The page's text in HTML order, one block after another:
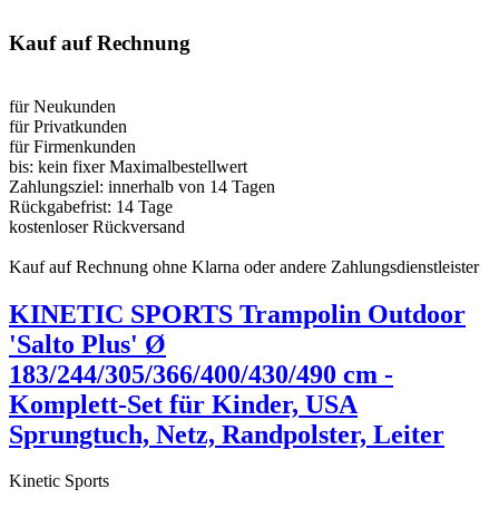
Kauf auf Rechnung
für Neukunden
für Privatkunden
für Firmenkunden
bis: kein fixer Maximalbestellwert
Zahlungsziel: innerhalb von 14 Tagen
Rückgabefrist: 14 Tage
kostenloser Rückversand
Kauf auf Rechnung ohne Klarna oder andere Zahlungsdienstleister
KINETIC SPORTS Trampolin Outdoor
'Salto Plus' Ø
183/244/305/366/400/430/490 cm -
Komplett-Set für Kinder, USA
Sprungtuch, Netz, Randpolster, Leiter
Kinetic Sports